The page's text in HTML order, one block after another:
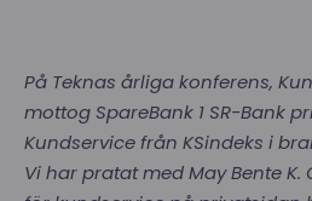
På Teknas årliga konferens,
mottog SpareBank 1 SR-Bank
Kundservice från KSindeks i
Vi har pratat med May Bente